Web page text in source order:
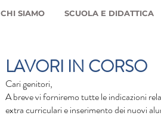
CHI SIAMO SCUOLA E DIDATTICA
LAVORI IN CORSO
Cari genitori,
A breve vi forniremo tutte le indicazioni
extra curriculari e inserimento dei nuovi